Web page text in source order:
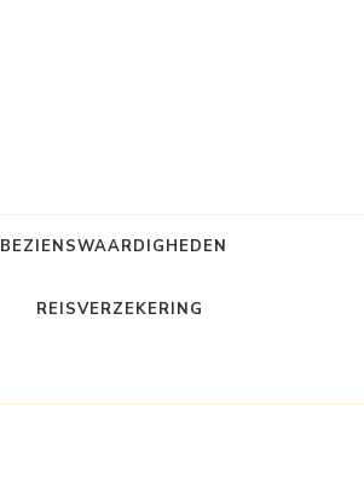
BEZIENSWAARDIGHEDEN
REISVERZEKERING